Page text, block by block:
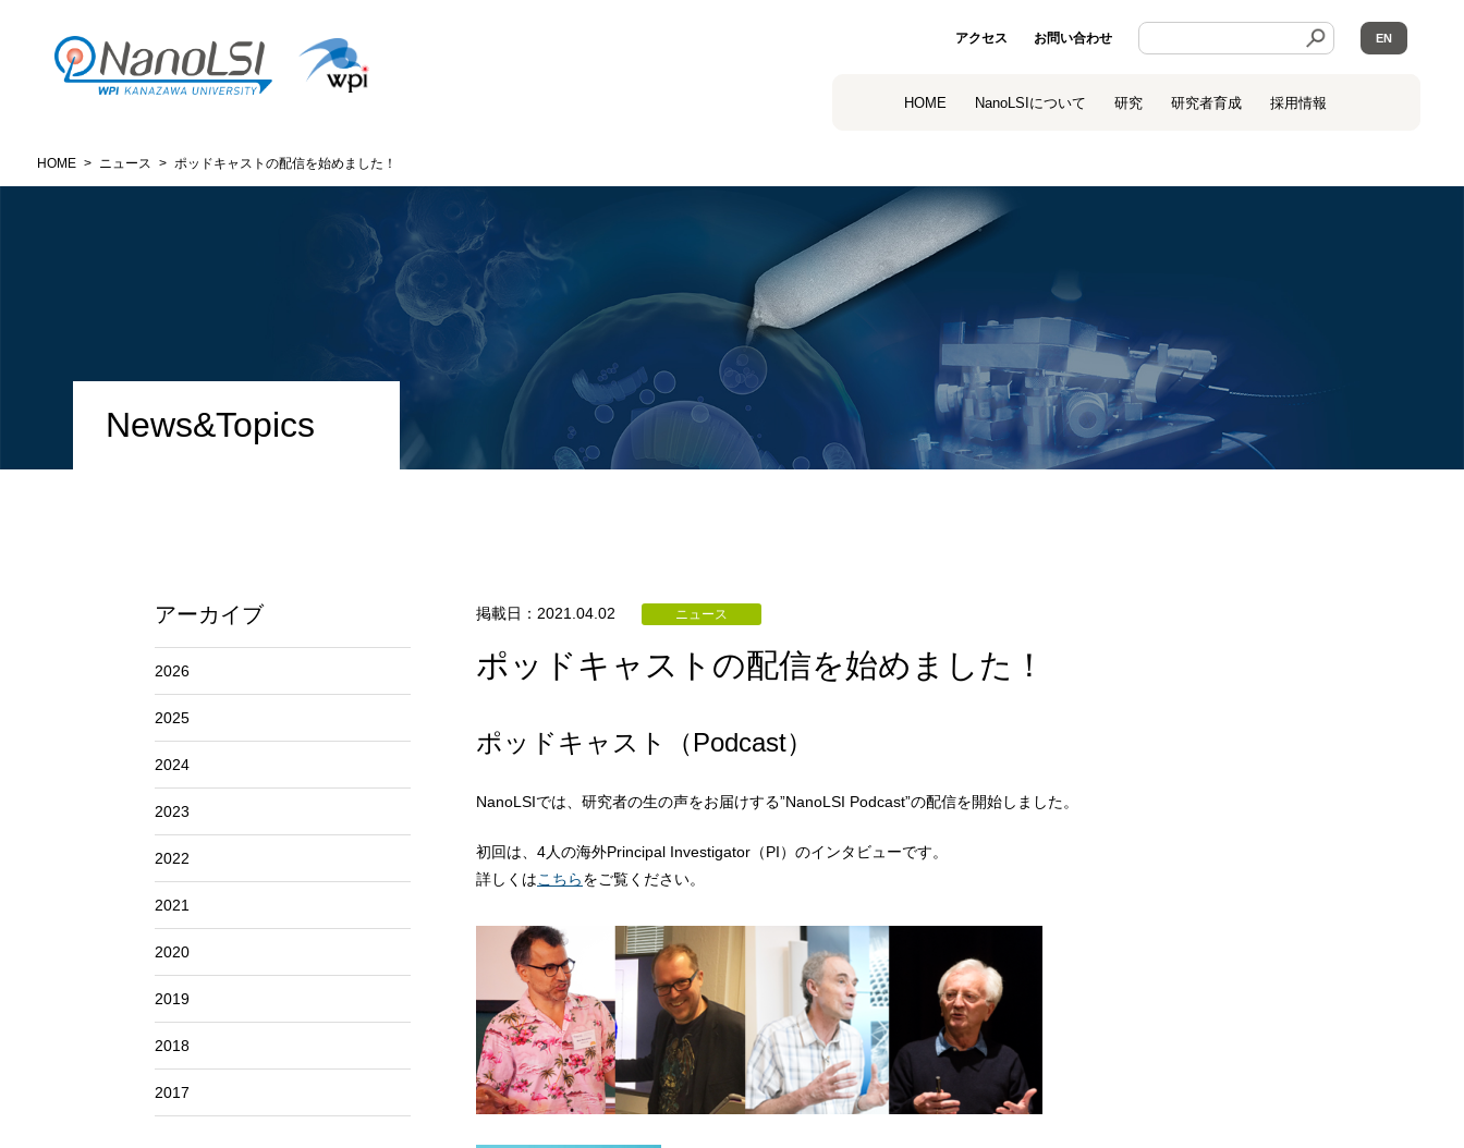
アクセス お問い合わせ EN
HOME NanoLSIについて 研究 研究者育成 採用情報
HOME > ニュース > ポッドキャストの配信を始めました！
News&Topics
アーカイブ
2026
2025
2024
2023
2022
2021
2020
2019
2018
2017
掲載日：2021.04.02 ニュース
ポッドキャストの配信を始めました！
ポッドキャスト（Podcast）
NanoLSIでは、研究者の生の声をお届けする”NanoLSI Podcast”の配信を開始しました。
初回は、4人の海外Principal Investigator（PI）のインタビューです。
詳しくはこちらをご覧ください。